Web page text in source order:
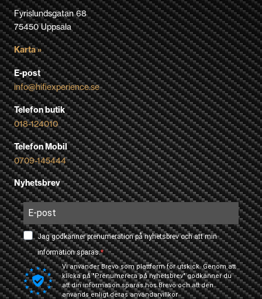
Fyrislundsgatan 68
75450 Uppsala
Karta »
E-post
info@hifiexperience.se
Telefon butik
018-124010
Telefon Mobil
0709-145444
Nyhetsbrev
Jag godkänner prenumeration på nyhetsbrev och att min
information sparas.
Vi använder Brevo som plattform för utskick. Genom att
klicka på "Prenumerera på nyhetsbrev" godkänner du
att din information sparas hos Brevo och att den
används enligt derasanvändarvillkor